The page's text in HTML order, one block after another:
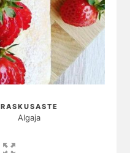
RASKUSASTE
Algaja